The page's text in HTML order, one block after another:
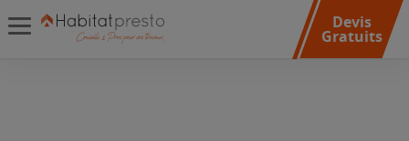
Devis
Gratuits